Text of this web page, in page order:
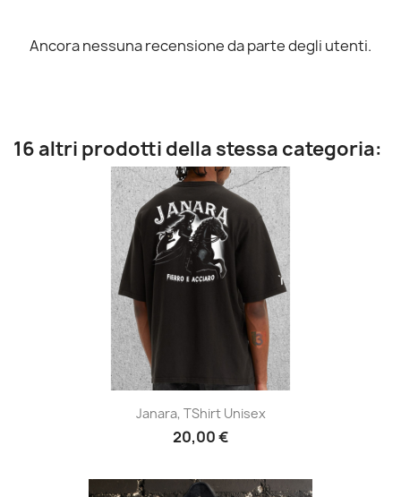
Ancora nessuna recensione da parte degli utenti.
16 altri prodotti della stessa categoria:
Janara, TShirt Unisex
20,00 €